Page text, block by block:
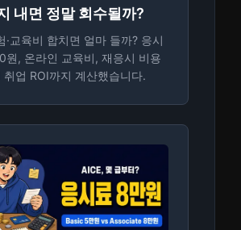
내면 정말 회수될까?
·교육비 합치면 얼마 들까? 응시
원, 온라인 교육비, 재응시 비용
취업 ROI까지 계산했습니다.